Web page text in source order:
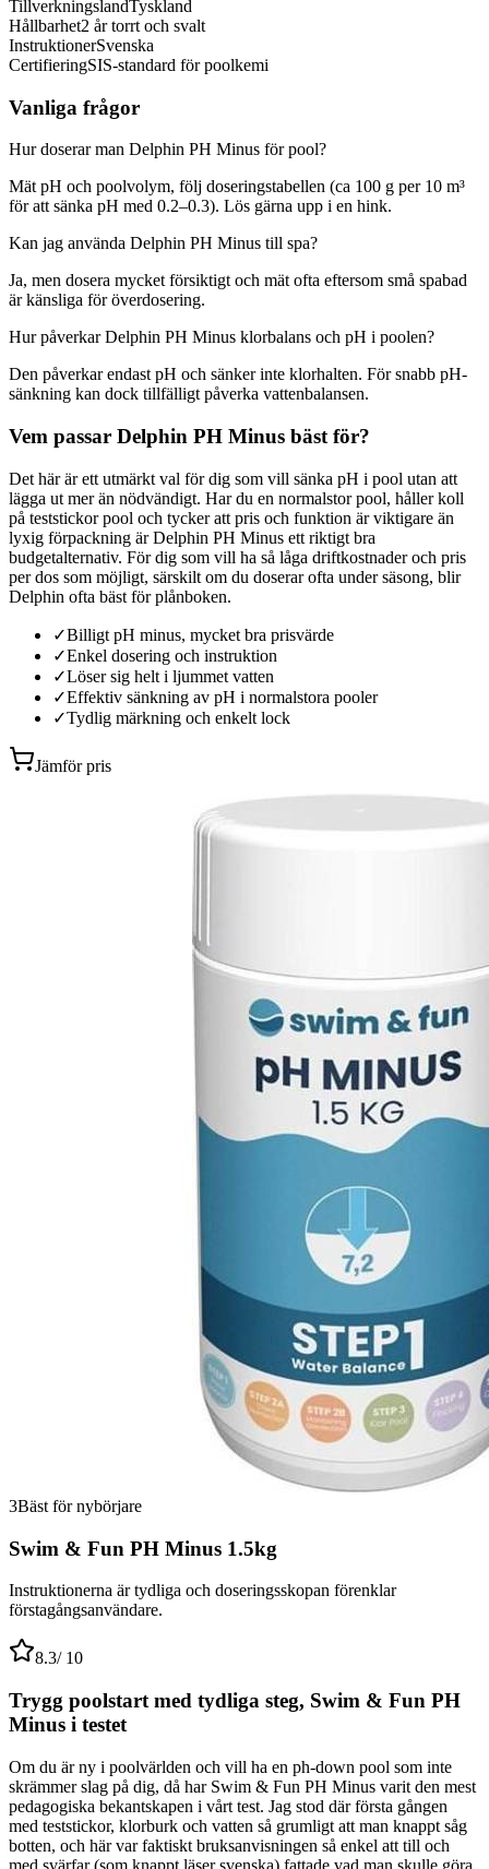
TillverkningslandTyskland
Hållbarhet2 år torrt och svalt
InstruktionerSvenska
CertifieringSIS-standard för poolkemi
Vanliga frågor
Hur doserar man Delphin PH Minus för pool?
Mät pH och poolvolym, följ doseringstabellen (ca 100 g per 10 m³
för att sänka pH med 0.2–0.3). Lös gärna upp i en hink.
Kan jag använda Delphin PH Minus till spa?
Ja, men dosera mycket försiktigt och mät ofta eftersom små spabad
är känsliga för överdosering.
Hur påverkar Delphin PH Minus klorbalans och pH i poolen?
Den påverkar endast pH och sänker inte klorhalten. För snabb pH-
sänkning kan dock tillfälligt påverka vattenbalansen.
Vem passar Delphin PH Minus bäst för?
Det här är ett utmärkt val för dig som vill sänka pH i pool utan att
lägga ut mer än nödvändigt. Har du en normalstor pool, håller koll
på teststickor pool och tycker att pris och funktion är viktigare än
lyxig förpackning är Delphin PH Minus ett riktigt bra
budgetalternativ. För dig som vill ha så låga driftkostnader och pris
per dos som möjligt, särskilt om du doserar ofta under säsong, blir
Delphin ofta bäst för plånboken.
✓Billigt pH minus, mycket bra prisvärde
✓Enkel dosering och instruktion
✓Löser sig helt i ljummet vatten
✓Effektiv sänkning av pH i normalstora pooler
✓Tydlig märkning och enkelt lock
Jämför pris
3Bäst för nybörjare
Swim & Fun PH Minus 1.5kg
Instruktionerna är tydliga och doseringsskopan förenklar
förstagångsanvändare.
8.3/ 10
Trygg poolstart med tydliga steg, Swim & Fun PH
Minus i testet
Om du är ny i poolvärlden och vill ha en ph-down pool som inte
skrämmer slag på dig, då har Swim & Fun PH Minus varit den mest
pedagogiska bekantskapen i vårt test. Jag stod där första gången
med teststickor, klorburk och vatten så grumligt att man knappt såg
botten, och här var faktiskt bruksanvisningen så enkel att till och
med svärfar (som knappt läser svenska) fattade vad man skulle göra.